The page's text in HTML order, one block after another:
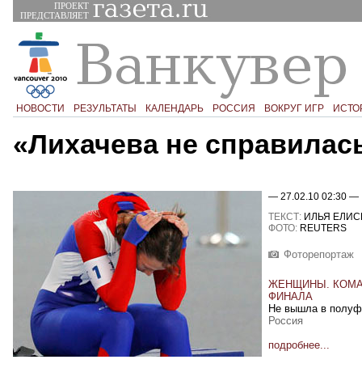
ПРОЕКТ
ПРЕДСТАВЛЯЕТ
НОВОСТИ РЕЗУЛЬТАТЫ КАЛЕНДАРЬ РОССИЯ ВОКРУГ ИГР
«Лихачева не
— 27.02.10 02:30 —
ТЕКСТ: ИЛЬЯ
ФОТО: REUTERS
Фоторепортаж
ЖЕНЩИНЫ.
ФИНАЛА
Не вышла в
Россия
подробнее...